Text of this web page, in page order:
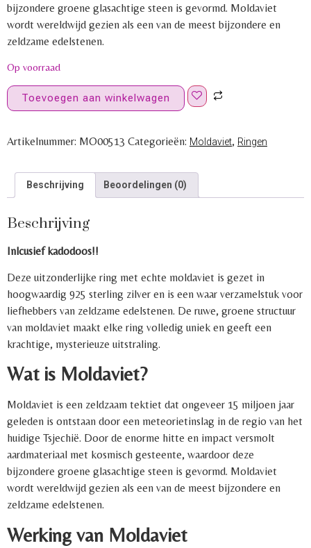
bijzondere groene glasachtige steen is gevormd. Moldaviet
wordt wereldwijd gezien als een van de meest bijzondere en
zeldzame edelstenen.
Op voorraad
Toevoegen aan winkelwagen
Artikelnummer: MO00513 Categorieën: Moldaviet, Ringen
Beschrijving Beoordelingen (0)
Beschrijving
Inlcusief kadodoos!!
Deze uitzonderlijke ring met echte moldaviet is gezet in
hoogwaardig 925 sterling zilver en is een waar verzamelstuk voor
liefhebbers van zeldzame edelstenen. De ruwe, groene structuur
van moldaviet maakt elke ring volledig uniek en geeft een
krachtige, mysterieuze uitstraling.
Wat is Moldaviet?
Moldaviet is een zeldzaam tektiet dat ongeveer 15 miljoen jaar
geleden is ontstaan door een meteorietinslag in de regio van het
huidige Tsjechië. Door de enorme hitte en impact versmolt
aardmateriaal met kosmisch gesteente, waardoor deze
bijzondere groene glasachtige steen is gevormd. Moldaviet
wordt wereldwijd gezien als een van de meest bijzondere en
zeldzame edelstenen.
Werking van Moldaviet